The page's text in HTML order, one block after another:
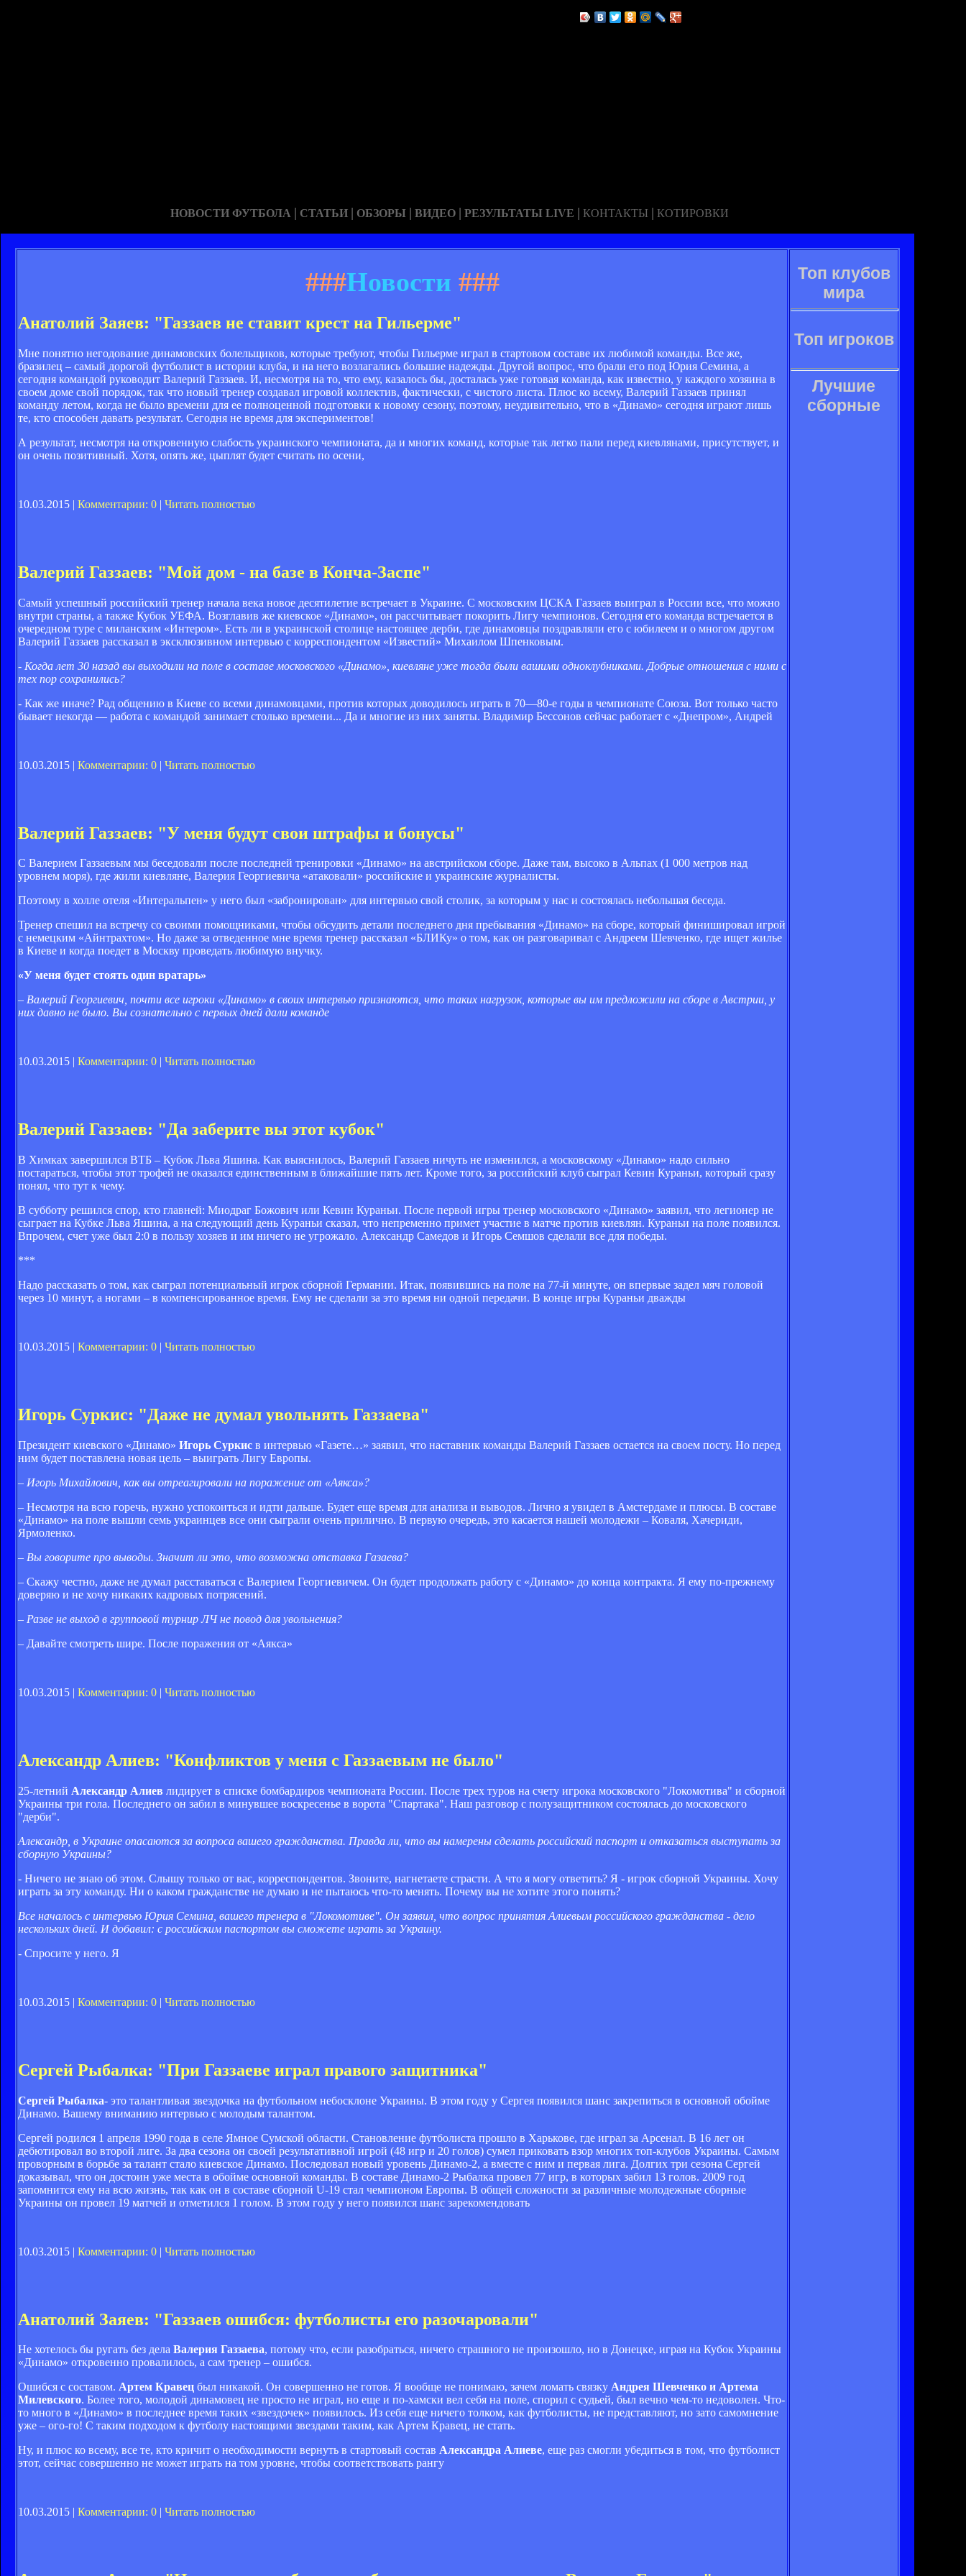
НОВОСТИ ФУТБОЛА | СТАТЬИ | ОБЗОРЫ | ВИДЕО | РЕЗУЛЬТАТЫ LIVE | КОНТАКТЫ | КОТИРОВКИ
###Новости ###
Анатолий Заяев: "Газзаев не ставит крест на Гильерме"
Мне понятно негодование динамовских болельщиков, которые требуют, чтобы Гильерме играл в стартовом составе их любимой команды. Все же,
бразилец – самый дорогой футболист в истории клуба, и на него возлагались большие надежды. Другой вопрос, что брали его под Юрия Семина, а
сегодня командой руководит Валерий Газзаев. И, несмотря на то, что ему, казалось бы, досталась уже готовая команда, как известно, у каждого хозяина в
своем доме свой порядок, так что новый тренер создавал игровой коллектив, фактически, с чистого листа. Плюс ко всему, Валерий Газзаев принял
команду летом, когда не было времени для ее полноценной подготовки к новому сезону, поэтому, неудивительно, что в «Динамо» сегодня играют лишь
те, кто способен давать результат. Сегодня не время для экспериментов!
А результат, несмотря на откровенную слабость украинского чемпионата, да и многих команд, которые так легко пали перед киевлянами, присутствует, и
он очень позитивный. Хотя, опять же, цыплят будет считать по осени,
10.03.2015 | Комментарии: 0 | Читать полностью
Валерий Газзаев: "Мой дом - на базе в Конча-Заспе"
Самый успешный российский тренер начала века новое десятилетие встречает в Украине. С московским ЦСКА Газзаев выиграл в России все, что можно
внутри страны, а также Кубок УЕФА. Возглавив же киевское «Динамо», он рассчитывает покорить Лигу чемпионов. Сегодня его команда встречается в
очередном туре с миланским «Интером». Есть ли в украинской столице настоящее дерби, где динамовцы поздравляли его с юбилеем и о многом другом
Валерий Газзаев рассказал в эксклюзивном интервью с корреспондентом «Известий» Михаилом Шпенковым.
- Когда лет 30 назад вы выходили на поле в составе московского «Динамо», киевляне уже тогда были вашими одноклубниками. Добрые отношения с ними с
тех пор сохранились?
- Как же иначе? Рад общению в Киеве со всеми динамовцами, против которых доводилось играть в 70—80-е годы в чемпионате Союза. Вот только часто
бывает некогда — работа с командой занимает столько времени... Да и многие из них заняты. Владимир Бессонов сейчас работает с «Днепром», Андрей
10.03.2015 | Комментарии: 0 | Читать полностью
Валерий Газзаев: "У меня будут свои штрафы и бонусы"
С Валерием Газзаевым мы беседовали после последней тренировки «Динамо» на австрийском сборе. Даже там, высоко в Альпах (1 000 метров над
уровнем моря), где жили киевляне, Валерия Георгиевича «атаковали» российские и украинские журналисты.
Поэтому в холле отеля «Интеральпен» у него был «забронирован» для интервью свой столик, за которым у нас и состоялась небольшая беседа.
Тренер спешил на встречу со своими помощниками, чтобы обсудить детали последнего дня пребывания «Динамо» на сборе, который финишировал игрой
с немецким «Айнтрахтом». Но даже за отведенное мне время тренер рассказал «БЛИКу» о том, как он разговаривал с Андреем Шевченко, где ищет жилье
в Киеве и когда поедет в Москву проведать любимую внучку.
«У меня будет стоять один вратарь»
– Валерий Георгиевич, почти все игроки «Динамо» в своих интервью признаются, что таких нагрузок, которые вы им предложили на сборе в Австрии, у
них давно не было. Вы сознательно с первых дней дали команде
10.03.2015 | Комментарии: 0 | Читать полностью
Валерий Газзаев: "Да заберите вы этот кубок"
В Химках завершился ВТБ – Кубок Льва Яшина. Как выяснилось, Валерий Газзаев ничуть не изменился, а московскому «Динамо» надо сильно
постараться, чтобы этот трофей не оказался единственным в ближайшие пять лет. Кроме того, за российский клуб сыграл Кевин Кураньи, который сразу
понял, что тут к чему.
В субботу решился спор, кто главней: Миодраг Божович или Кевин Кураньи. После первой игры тренер московского «Динамо» заявил, что легионер не
сыграет на Кубке Льва Яшина, а на следующий день Кураньи сказал, что непременно примет участие в матче против киевлян. Кураньи на поле появился.
Впрочем, счет уже был 2:0 в пользу хозяев и им ничего не угрожало. Александр Самедов и Игорь Семшов сделали все для победы.
***
Надо рассказать о том, как сыграл потенциальный игрок сборной Германии. Итак, появившись на поле на 77-й минуте, он впервые задел мяч головой
через 10 минут, а ногами – в компенсированное время. Ему не сделали за это время ни одной передачи. В конце игры Кураньи дважды
10.03.2015 | Комментарии: 0 | Читать полностью
Игорь Суркис: "Даже не думал увольнять Газзаева"
Президент киевского «Динамо» Игорь Суркис в интервью «Газете…» заявил, что наставник команды Валерий Газзаев остается на своем посту. Но перед
ним будет поставлена новая цель – выиграть Лигу Европы.
– Игорь Михайлович, как вы отреагировали на поражение от «Аякса»?
– Несмотря на всю горечь, нужно успокоиться и идти дальше. Будет еще время для анализа и выводов. Лично я увидел в Амстердаме и плюсы. В составе
«Динамо» на поле вышли семь украинцев все они сыграли очень прилично. В первую очередь, это касается нашей молодежи – Коваля, Хачериди,
Ярмоленко.
– Вы говорите про выводы. Значит ли это, что возможна отставка Газаева?
– Скажу честно, даже не думал расставаться с Валерием Георгиевичем. Он будет продолжать работу с «Динамо» до конца контракта. Я ему по-прежнему
доверяю и не хочу никаких кадровых потрясений.
– Разве не выход в групповой турнир ЛЧ не повод для увольнения?
– Давайте смотреть шире. После поражения от «Аякса»
10.03.2015 | Комментарии: 0 | Читать полностью
Александр Алиев: "Конфликтов у меня с Газзаевым не было"
25-летний Александр Алиев лидирует в списке бомбардиров чемпионата России. После трех туров на счету игрока московского "Локомотива" и сборной
Украины три гола. Последнего он забил в минувшее воскресенье в ворота "Спартака". Наш разговор с полузащитником состоялась до московского
"дерби".
Александр, в Украине опасаются за вопроса вашего гражданства. Правда ли, что вы намерены сделать российский паспорт и отказаться выступать за
сборную Украины?
- Ничего не знаю об этом. Слышу только от вас, корреспондентов. Звоните, нагнетаете страсти. А что я могу ответить? Я - игрок сборной Украины. Хочу
играть за эту команду. Ни о каком гражданстве не думаю и не пытаюсь что-то менять. Почему вы не хотите этого понять?
Все началось с интервью Юрия Семина, вашего тренера в "Локомотиве". Он заявил, что вопрос принятия Алиевым российского гражданства - дело
нескольких дней. И добавил: с российским паспортом вы сможете играть за Украину.
- Спросите у него. Я
10.03.2015 | Комментарии: 0 | Читать полностью
Сергей Рыбалка: "При Газзаеве играл правого защитника"
Сергей Рыбалка- это талантливая звездочка на футбольном небосклоне Украины. В этом году у Сергея появился шанс закрепиться в основной обойме
Динамо. Вашему вниманию интервью с молодым талантом.
Сергей родился 1 апреля 1990 года в селе Ямное Сумской области. Становление футболиста прошло в Харькове, где играл за Арсенал. В 16 лет он
дебютировал во второй лиге. За два сезона он своей результативной игрой (48 игр и 20 голов) сумел приковать взор многих топ-клубов Украины. Самым
проворным в борьбе за талант стало киевское Динамо. Последовал новый уровень Динамо-2, а вместе с ним и первая лига. Долгих три сезона Сергей
доказывал, что он достоин уже места в обойме основной команды. В составе Динамо-2 Рыбалка провел 77 игр, в которых забил 13 голов. 2009 год
запомнится ему на всю жизнь, так как он в составе сборной U-19 стал чемпионом Европы. В общей сложности за различные молодежные сборные
Украины он провел 19 матчей и отметился 1 голом. В этом году у него появился шанс зарекомендовать
10.03.2015 | Комментарии: 0 | Читать полностью
Анатолий Заяев: "Газзаев ошибся: футболисты его разочаровали"
Не хотелось бы ругать без дела Валерия Газзаева, потому что, если разобраться, ничего страшного не произошло, но в Донецке, играя на Кубок Украины
«Динамо» откровенно провалилось, а сам тренер – ошибся.
Ошибся с составом. Артем Кравец был никакой. Он совершенно не готов. Я вообще не понимаю, зачем ломать связку Андрея Шевченко и Артема
Милевского. Более того, молодой динамовец не просто не играл, но еще и по-хамски вел себя на поле, спорил с судьей, был вечно чем-то недоволен. Что-
то много в «Динамо» в последнее время таких «звездочек» появилось. Из себя еще ничего толком, как футболисты, не представляют, но зато самомнение
уже – ого-го! С таким подходом к футболу настоящими звездами таким, как Артем Кравец, не стать.
Ну, и плюс ко всему, все те, кто кричит о необходимости вернуть в стартовый состав Александра Алиеве, еще раз смогли убедиться в том, что футболист
этот, сейчас совершенно не может играть на том уровне, чтобы соответствовать рангу
10.03.2015 | Комментарии: 0 Читать полностью
Топ клубов
мира
Топ игроков
Лучшие
сборные